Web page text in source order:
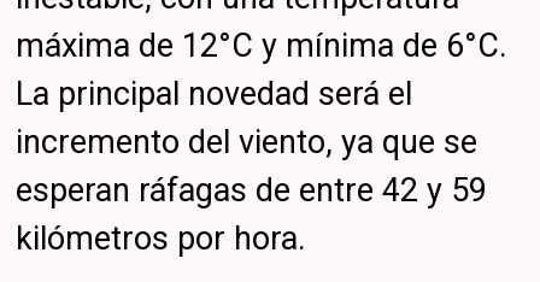
máxima de 12°C y mínima de 6°C.
La principal novedad será el
incremento del viento, ya que se
esperan ráfagas de entre 42 y 59
kilómetros por hora.